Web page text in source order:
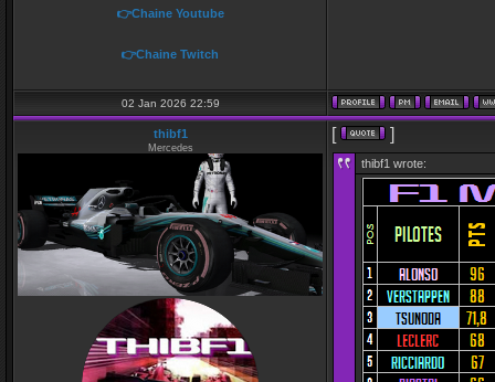
👉Chaine Youtube
👉Chaine Twitch
02 Jan 2026 22:59
thibf1
Mercedes
[ ]
thibf1 wrote: